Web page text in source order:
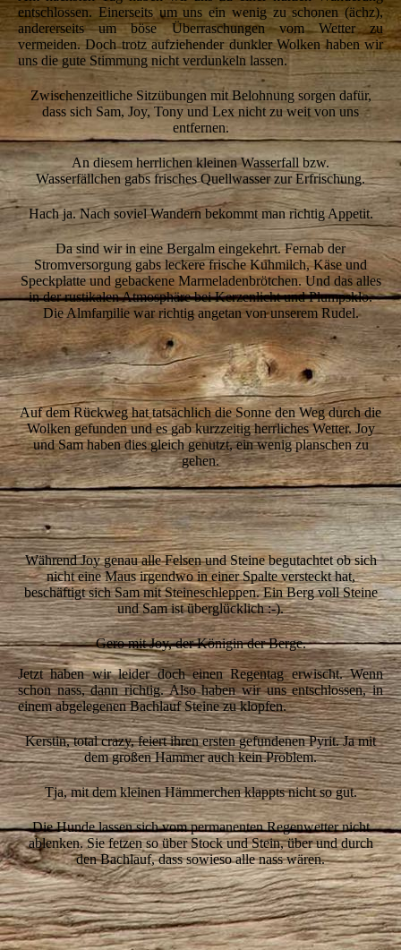
entschlossen. Einerseits um uns ein wenig zu schonen (ächz),
andererseits um böse Überraschungen vom Wetter zu
vermeiden. Doch trotz aufziehender dunkler Wolken haben wir
uns die gute Stimmung nicht verdunkeln lassen.
Zwischenzeitliche Sitzübungen mit Belohnung sorgen dafür,
dass sich Sam, Joy, Tony und Lex nicht zu weit von uns
entfernen.
An diesem herrlichen kleinen Wasserfall bzw.
Wasserfällchen gabs frisches Quellwasser zur Erfrischung.
Hach ja. Nach soviel Wandern bekommt man richtig Appetit.
Da sind wir in eine Bergalm eingekehrt. Fernab der
Stromversorgung gabs leckere frische Kuhmilch, Käse und
Speckplatte und gebackene Marmeladenbrötchen. Und das alles
in der rustikalen Atmosphäre bei Kerzenlicht und Plumpsklo.
Die Almfamilie war richtig angetan von unserem Rudel.
8-Joy-badet
9-Joy-im-Wasser
Auf dem Rückweg hat tatsächlich die Sonne den Weg durch die
Wolken gefunden und es gab kurzzeitig herrliches Wetter. Joy
und Sam haben dies gleich genutzt, ein wenig planschen zu
gehen.
10-Joy-gaehnt
7-Sam
Während Joy genau alle Felsen und Steine begutachtet ob sich
nicht eine Maus irgendwo in einer Spalte versteckt hat,
beschäftigt sich Sam mit Steineschleppen. Ein Berg voll Steine
und Sam ist überglücklich :-).
Gero mit Joy, der Königin der Berge.
Jetzt haben wir leider doch einen Regentag erwischt. Wenn
schon nass, dann richtig. Also haben wir uns entschlossen, in
einem abgelegenen Bachlauf Steine zu klopfen.
Kerstin, total crazy, feiert ihren ersten gefundenen Pyrit. Ja mit
dem großen Hammer auch kein Problem.
Tja, mit dem kleinen Hämmerchen klappts nicht so gut.
Die Hunde lassen sich vom permanenten Regenwetter nicht
ablenken. Sie fetzen so über Stock und Stein, über und durch
den Bachlauf, dass sowieso alle nass wären.
4-Sam
5-Hunde-nass